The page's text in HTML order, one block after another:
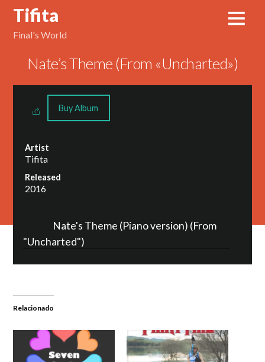
Tifita
Final's World
Nate’s Theme (From «Uncharted»)
Buy Album
Artist
Tifita
Released
2016
Nate's Theme (Piano version) (From
"Uncharted")
Relacionado